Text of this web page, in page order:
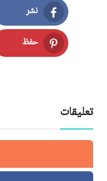
نشر
Facebook
حفظ
Pinterest
تعليقات